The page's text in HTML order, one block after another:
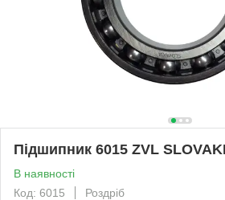
Підшипник 6015 ZVL
В наявності
Код: 6015
Роздріб